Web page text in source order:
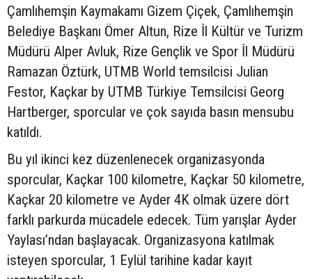
Çamlıhemşin Kaymakamı Gizem Çiçek, Çamlıhemşin
Belediye Başkanı Ömer Altun, Rize İl Kültür ve Turizm
Müdürü Alper Avluk, Rize Gençlik ve Spor İl Müdürü
Ramazan Öztürk, UTMB World temsilcisi Julian
Festor, Kaçkar by UTMB Türkiye Temsilcisi Georg
Hartberger, sporcular ve çok sayıda basın mensubu
katıldı.
Bu yıl ikinci kez düzenlenecek organizasyonda
sporcular, Kaçkar 100 kilometre, Kaçkar 50 kilometre,
Kaçkar 20 kilometre ve Ayder 4K olmak üzere dört
farklı parkurda mücadele edecek. Tüm yarışlar Ayder
Yaylası’ndan başlayacak. Organizasyona katılmak
isteyen sporcular, 1 Eylül tarihine kadar kayıt